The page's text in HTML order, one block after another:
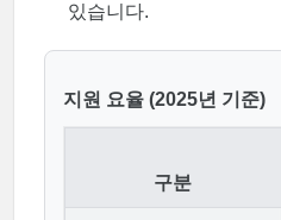
있습니다.
지원 요율 (2025년 기준)
구분